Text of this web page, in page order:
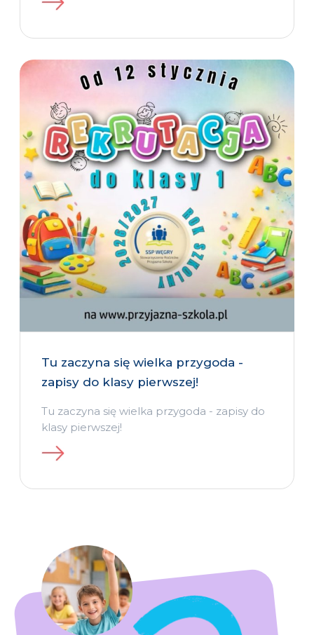
Tu zaczyna się wielka przygoda -
zapisy do klasy pierwszej!
Tu zaczyna się wielka przygoda - zapisy do
klasy pierwszej!